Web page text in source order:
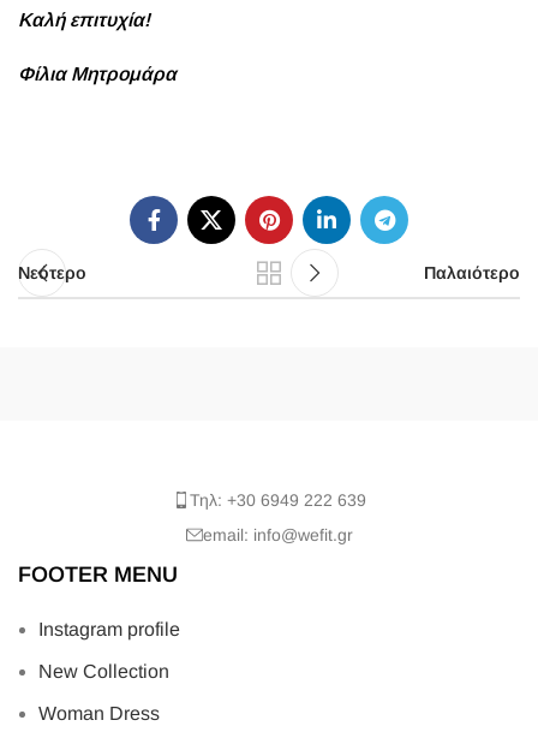
Καλή επιτυχία!
Φίλια Μητρομάρα
Νεότερο Παλαιότερο
Τηλ: +30 6949 222 639
email: info@wefit.gr
FOOTER MENU
Instagram profile
New Collection
Woman Dress